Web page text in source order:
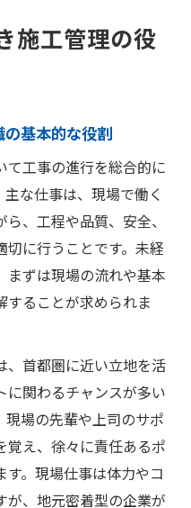
施工管理の役
基本的な役割
て工事の進行を総合的に
な仕事は、現場で働く
、工程や品質、安全、
に行うことです。未経
まずは現場の流れや基本
することが求められま
、首都圏に近い立地を活
に関わるチャンスが多い
場の先輩や上司のサポ
覚え、徐々に責任あるポ
。現場仕事は体力やコ
が、地元密着型の企業が